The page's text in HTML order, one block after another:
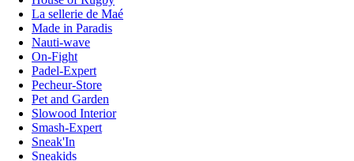
La sellerie de Maé
Made in Paradis
Nauti-wave
On-Fight
Padel-Expert
Pecheur-Store
Pet and Garden
Slowood Interior
Smash-Expert
Sneak'In
Sneakids